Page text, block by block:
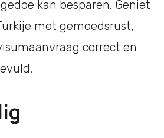
kan besparen. Geniet
met gemoedsrust,
correct en